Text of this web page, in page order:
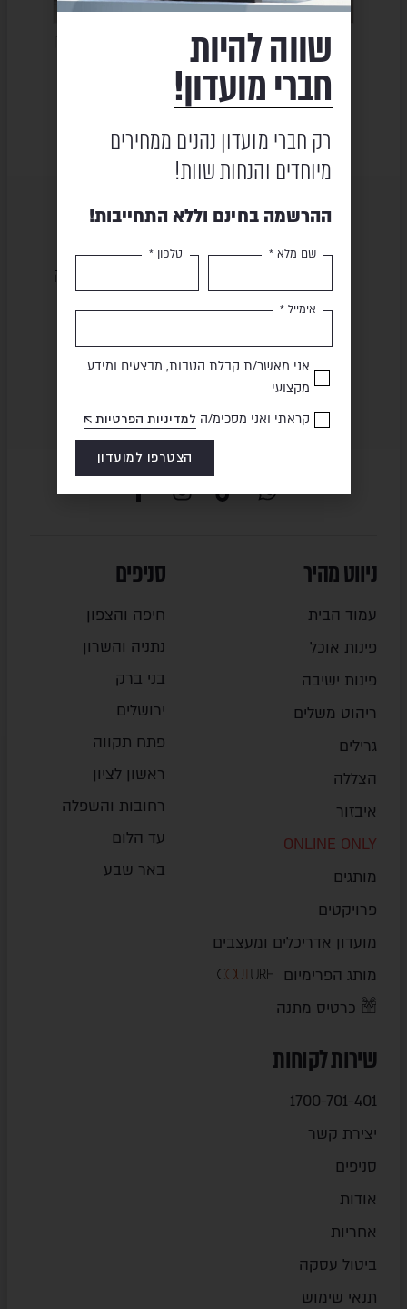
פינת ישיבה – AIO
₪38,890
₪19,450
פינת ישיבה תלת מושבית – לבן
מוצרים באיכות גבוהה
תשלום מאובטח משלוח מהיר
ניווט מהיר
עמוד הבית
פינות אוכל
פינות ישיבה
ריהוט משלים
גרילים
הצללה
איבזור
ONLINE ONLY
מותגים
פרויקטים
מועדון אדריכלים ומעצבים
מותג הפרימיום
כרטיס מתנה
סניפים
חיפה והצפון
נתניה והשרון
בני ברק
ירושלים
פתח תקווה
ראשון לציון
רחובות והשפלה
עד הלום
באר שבע
שירות לקוחות
1700-701-401
יצירת קשר
סניפים
אודות
אחריות
ביטול עסקה
תנאי שימוש
שווה להיות
חברי מועדון!
רק חברי מועדון נהנים ממחירים
מיוחדים והנחות שוות!
ההרשמה בחינם וללא התחייבות!
שם מלא * טלפון *
אימייל *
אני מאשר/ת קבלת הטבות, מבצעים ומידע
מקצועי
קראתי ואני מסכימ/הלמדיניות הפרטיות
הצטרפו למועדון